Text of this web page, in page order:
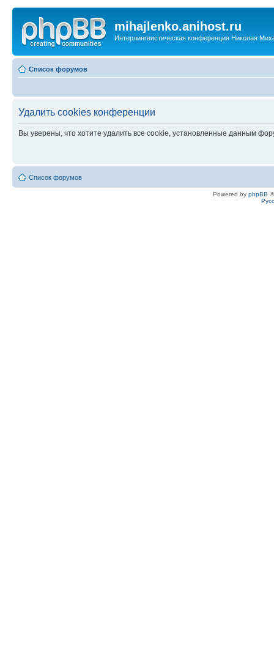
mihajlenko.anihost.ru
Интерлингвистическая конференция Николая
Список форумов
Удалить cookies конференции
Вы уверены, что хотите удалить все cookie, установленные данным
Список форумов
Powered by phpBB